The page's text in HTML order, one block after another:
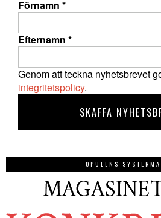
Förnamn *
Efternamn *
Genom att teckna nyhetsbrevet
integritetspolicy.
OPULENS